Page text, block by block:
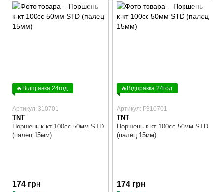
🔥Відправка 24год.
Артикул: 310701
TNT
Поршень к-кт 100cc 50мм STD
(палец 15мм)
174 грн
🔥Відправка 24год.
Артикул: P310701
TNT
Поршень к-кт 100cc 50мм STD
(палец 15мм)
174 грн